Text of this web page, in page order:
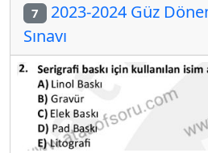
7 2023-2024 Güz
Sınavı